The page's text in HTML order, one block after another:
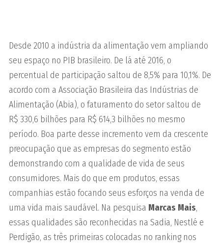
Desde 2010 a indústria da alimentação vem ampliando
seu espaço no PIB brasileiro. De lá até 2016, o
percentual de participação saltou de 8,5% para 10,1%. De
acordo com a Associação Brasileira das Indústrias de
Alimentação (Abia), o faturamento do setor saltou de
R$ 330,6 bilhões para R$ 614,3 bilhões no mesmo
período. Boa parte desse incremento vem da crescente
preocupação que as empresas do segmento estão
demonstrando com a qualidade de vida de seus
consumidores. Mais do que em produtos, essas
companhias estão focando seus esforços na venda de
uma vida mais saudável. Na pesquisa Marcas Mais,
essas qualidades são reconhecidas na Sadia, Nestlé e
Perdigão, as três primeiras colocadas no ranking nos